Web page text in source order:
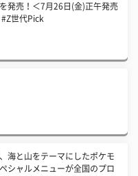
発売！＜7月26日(金)正午発売
#Z世代Pick
海と山をテーマにしたポケモ
シャルメニューが全国のプロ